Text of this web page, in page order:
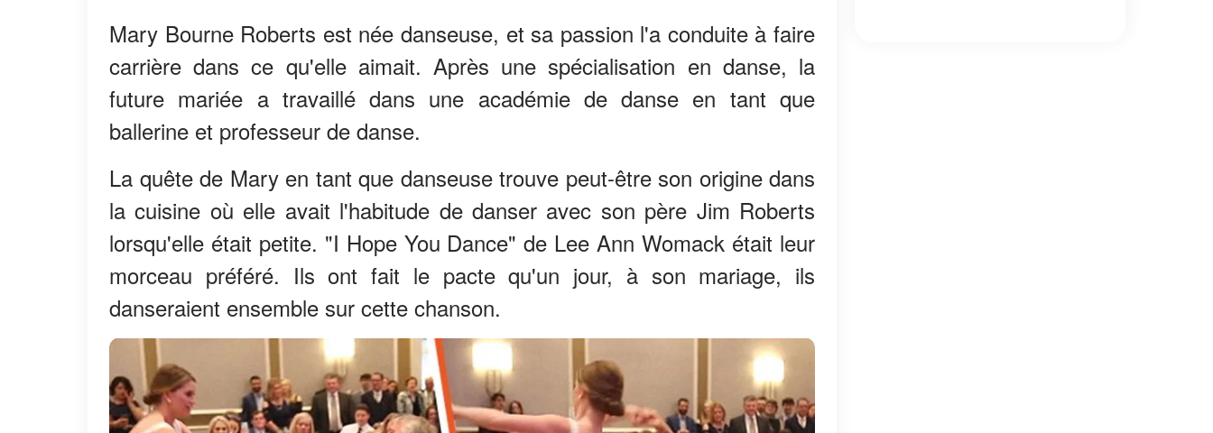
Mary Bourne Roberts est née danseuse, et sa passion l'a conduite à faire
carrière dans ce qu'elle aimait. Après une spécialisation en danse, la
future mariée a travaillé dans une académie de danse en tant que
ballerine et professeur de danse.
La quête de Mary en tant que danseuse trouve peut-être son origine dans
la cuisine où elle avait l'habitude de danser avec son père Jim Roberts
lorsqu'elle était petite. "I Hope You Dance" de Lee Ann Womack était leur
morceau préféré. Ils ont fait le pacte qu'un jour, à son mariage, ils
danseraient ensemble sur cette chanson.